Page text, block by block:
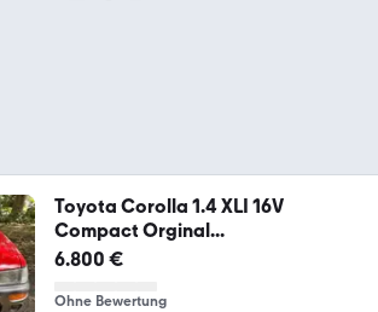
Toyota Corolla 1.4 XLI 16V
Compact Orginal...
6.800 €
Ohne Bewertung